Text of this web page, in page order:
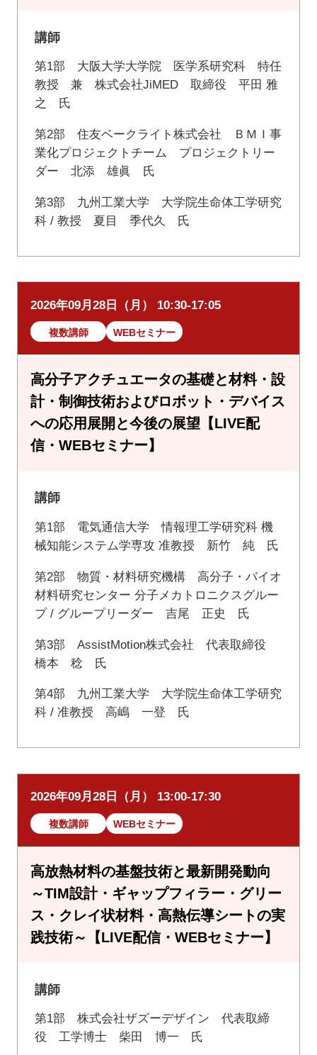
講師
第1部 大阪大学大学院 医学系研究科 特任
教授 兼 株式会社JiMED 取締役 平田 雅
之 氏
第2部 住友ベークライト株式会社 ＢＭＩ事
業化プロジェクトチーム プロジェクトリー
ダー 北添 雄眞 氏
第3部 九州工業大学 大学院生命体工学研究
科 / 教授 夏目 季代久 氏
2026年09月28日（月） 10:30-17:05
複数講師 WEBセミナー
高分子アクチュエータの基礎と材料・設
計・制御技術およびロボット・デバイス
への応用展開と今後の展望【LIVE配
信・WEBセミナー】
講師
第1部 電気通信大学 情報理工学研究科 機
械知能システム学専攻 准教授 新竹 純 氏
第2部 物質・材料研究機構 高分子・バイオ
材料研究センター 分子メカトロニクスグルー
プ / グループリーダー 吉尾 正史 氏
第3部 AssistMotion株式会社 代表取締役
橋本 稔 氏
第4部 九州工業大学 大学院生命体工学研究
科 / 准教授 高嶋 一登 氏
2026年09月28日（月） 13:00-17:30
複数講師 WEBセミナー
高放熱材料の基盤技術と最新開発動向
～TIM設計・ギャップフィラー・グリー
ス・クレイ状材料・高熱伝導シートの実
践技術～【LIVE配信・WEBセミナー】
講師
第1部 株式会社ザズーデザイン 代表取締
役 工学博士 柴田 博一 氏